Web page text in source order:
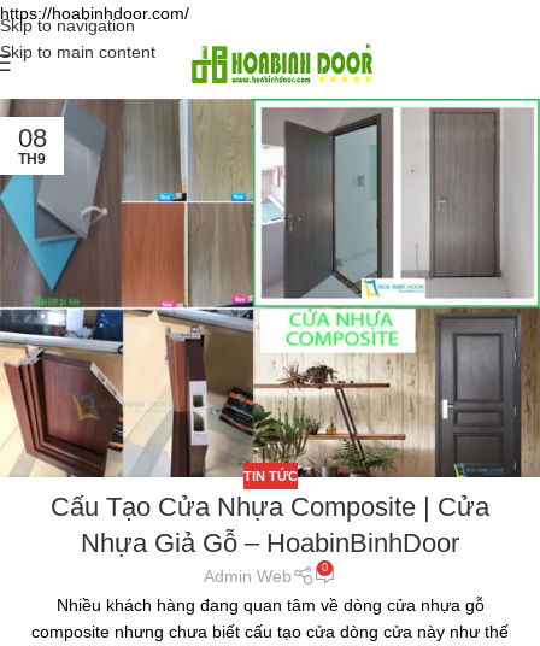
https://hoabinhdoor.com/
Skip to navigation
Skip to main content
08
TH9
TIN TỨC
Cấu Tạo Cửa Nhựa Composite | Cửa
Nhựa Giả Gỗ – HoabinBinhDoor
Admin Web 0
Nhiều khách hàng đang quan tâm về dòng cửa nhựa gỗ
composite nhưng chưa biết cấu tạo cửa dòng cửa này như thế